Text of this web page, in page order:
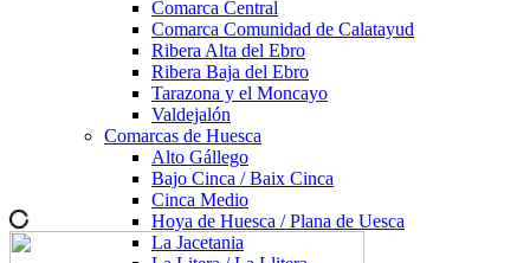
Comarca Central
Comarca Comunidad de Calatayud
Ribera Alta del Ebro
Ribera Baja del Ebro
Tarazona y el Moncayo
Valdejalón
Comarcas de Huesca
Alto Gállego
Bajo Cinca / Baix Cinca
Cinca Medio
Hoya de Huesca / Plana de Uesca
La Jacetania